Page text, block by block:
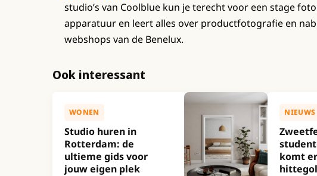
studio’s van Coolblue kun je terecht voor een stage
apparatuur en leert alles over productfotografie en
webshops van de Benelux.
Ook interessant
WONEN
Studio huren in
Rotterdam: de
ultieme gids voor
jouw eigen plek
NIEUWS
komt